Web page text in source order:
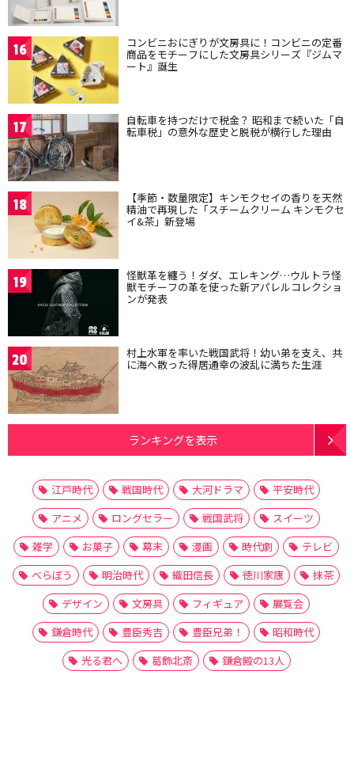
16 コンビニおにぎりが文房具に！コンビニの定番
商品をモチーフにした文房具シリーズ『ジムマ
ート』誕生
17 自転車を持つだけで税金？ 昭和まで続いた「自
転車税」の意外な歴史と脱税が横行した理由
18 【季節・数量限定】キンモクセイの香りを天然
精油で再現した「スチームクリーム キンモクセ
イ&茶」新登場
19 怪獣革を纏う！ダダ、エレキング…ウルトラ怪
獣モチーフの革を使った新アパレルコレクショ
ンが発表
20 村上水軍を率いた戦国武将！幼い弟を支え、共
に海へ散った得居通幸の波乱に満ちた生涯
ランキングを表示
江戸時代 戦国時代 大河ドラマ
平安時代
アニメ
ロングセラー 戦国武将
スイーツ
雑学
お菓子 幕末 漫画 時代劇
テレビ
べらぼう
明治時代 織田信長 徳川家康
抹茶
デザイン
文房具 フィギュア
展覧会
鎌倉時代
豊臣秀吉 豊臣兄弟！
昭和時代
光る君へ
葛飾北斎 鎌倉殿の13人